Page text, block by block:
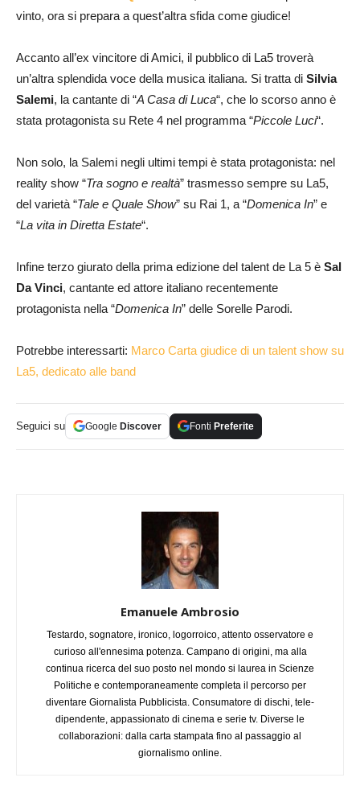
vinto, ora si prepara a quest’altra sfida come giudice!
Accanto all’ex vincitore di Amici, il pubblico di La5 troverà
un’altra splendida voce della musica italiana. Si tratta di Silvia
Salemi, la cantante di “A Casa di Luca“, che lo scorso anno è
stata protagonista su Rete 4 nel programma “Piccole Luci“.
Non solo, la Salemi negli ultimi tempi è stata protagonista: nel
reality show “Tra sogno e realtà” trasmesso sempre su La5,
del varietà “Tale e Quale Show” su Rai 1, a “Domenica In” e
“La vita in Diretta Estate“.
Infine terzo giurato della prima edizione del talent de La 5 è Sal
Da Vinci, cantante ed attore italiano recentemente
protagonista nella “Domenica In” delle Sorelle Parodi.
Potrebbe interessarti: Marco Carta giudice di un talent show su
La5, dedicato alle band
Seguici su Google Discover Fonti Preferite
Emanuele Ambrosio
Testardo, sognatore, ironico, logorroico, attento osservatore e
curioso all'ennesima potenza. Campano di origini, ma alla
continua ricerca del suo posto nel mondo si laurea in Scienze
Politiche e contemporaneamente completa il percorso per
diventare Giornalista Pubblicista. Consumatore di dischi, tele-
dipendente, appassionato di cinema e serie tv. Diverse le
collaborazioni: dalla carta stampata fino al passaggio al
giornalismo online.